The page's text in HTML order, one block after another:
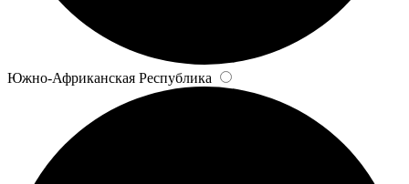
Южно-Африканская Республика